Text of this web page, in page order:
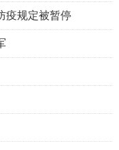
疫规定被暂停